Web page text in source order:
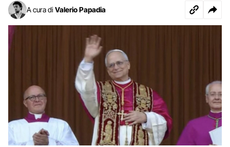
A cura di Valerio Papadia